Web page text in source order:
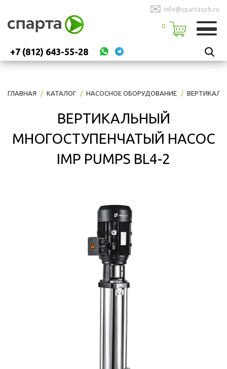
✉ info@spartaspb.ru
0
+7 (812) 643-55-28
ГЛАВНАЯ КАТАЛОГ НАСОСНОЕ ОБОРУДОВАНИЕ
ВЕРТИКАЛЬНЫЙ
МНОГОСТУПЕНЧАТЫЙ НАСОС
IMP PUMPS BL4-2